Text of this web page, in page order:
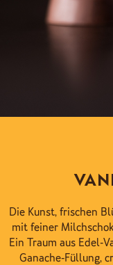
Die Kunst, frischen
mit feiner
Ein Traum aus Edel-
Ganache-Füllung,